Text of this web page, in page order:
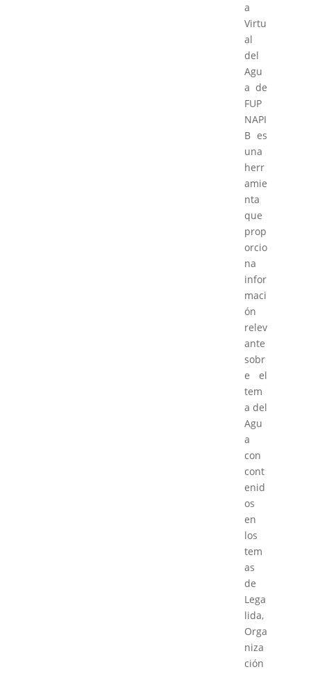
a
Virtu
al
del
Agu
a de
FUP
NAPI
B es
una
herr
amie
nta
que
prop
orcio
na
infor
maci
ón
relev
ante
sobr
e el
tem
a del
Agu
a
con
cont
enid
os
en
los
tem
as
de
Lega
lida,
Orga
niza
ción